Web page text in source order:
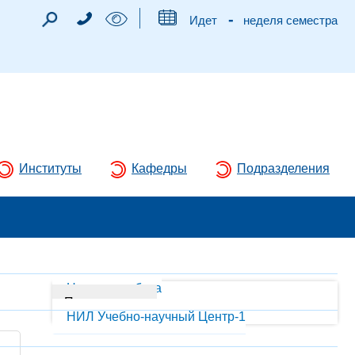
Идет - неделя семестра
Институты Кафедры Подразделения
Научная работа
Подразделения
НИЛ Учебно-научный Центр-1